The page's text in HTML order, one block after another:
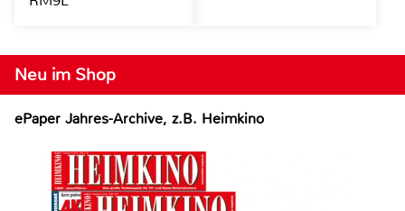
Neu im Shop
ePaper Jahres-Archive, z.B. Heimkino